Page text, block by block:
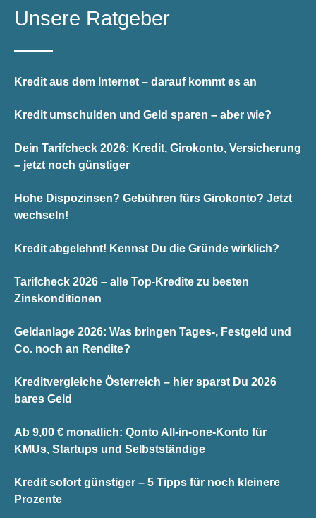
Unsere Ratgeber
Kredit aus dem Internet – darauf kommt es an
Kredit umschulden und Geld sparen – aber wie?
Dein Tarifcheck 2026: Kredit, Girokonto, Versicherung
– jetzt noch günstiger
Hohe Dispozinsen? Gebühren fürs Girokonto? Jetzt
wechseln!
Kredit abgelehnt! Kennst Du die Gründe wirklich?
Tarifcheck 2026 – alle Top-Kredite zu besten
Zinskonditionen
Geldanlage 2026: Was bringen Tages-, Festgeld und
Co. noch an Rendite?
Kreditvergleiche Österreich – hier sparst Du 2026
bares Geld
Ab 9,00 € monatlich: Qonto All-in-one-Konto für
KMUs, Startups und Selbstständige
Kredit sofort günstiger – 5 Tipps für noch kleinere
Prozente